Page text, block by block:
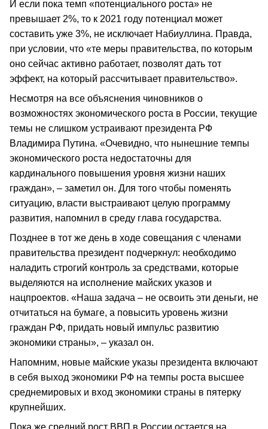
И если пока темп «потенциального роста» не
превышает 2%, то к 2021 году потенциал может
составить уже 3%, не исключает Набиуллина. Правда,
при условии, что «те меры правительства, по которым
оно сейчас активно работает, позволят дать тот
эффект, на который рассчитывает правительство».
Несмотря на все объяснения чиновников о
возможностях экономического роста в России, текущие
темы не слишком устраивают президента РФ
Владимира Путина. «Очевидно, что нынешние темпы
экономического роста недостаточны для
кардинального повышения уровня жизни наших
граждан», – заметил он. Для того чтобы поменять
ситуацию, власти выстраивают целую программу
развития, напомнил в среду глава государства.
Позднее в тот же день в ходе совещания с членами
правительства президент подчеркнул: необходимо
наладить строгий контроль за средствами, которые
выделяются на исполнение майских указов и
нацпроектов. «Наша задача – не освоить эти деньги, не
отчитаться на бумаге, а повысить уровень жизни
граждан РФ, придать новый импульс развитию
экономики страны», – указал он.
Напомним, новые майские указы президента включают
в себя выход экономики РФ на темпы роста высшее
среднемировых и вход экономики страны в пятерку
крупнейших.
Пока же средний рост ВВП в России остается на